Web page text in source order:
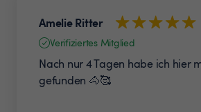
Amelie Ritter
Verifiziertes Mitglied
Nach nur 4 Tagen habe ich hier
gefunden 🐴🥰